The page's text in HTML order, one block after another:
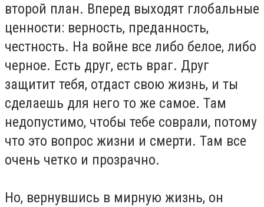
второй план. Вперед выходят глобальные
ценности: верность, преданность,
честность. На войне все либо белое, либо
черное. Есть друг, есть враг. Друг
защитит тебя, отдаст свою жизнь, и ты
сделаешь для него то же самое. Там
недопустимо, чтобы тебе соврали, потому
что это вопрос жизни и смерти. Там все
очень четко и прозрачно.
Но, вернувшись в мирную жизнь, он